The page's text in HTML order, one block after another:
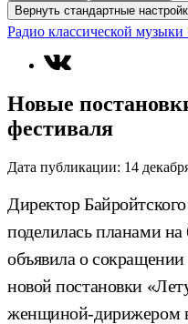
Вернуть стандартные
Радио классической
Новые
фестиваля
Дата публикации: 14
Директор
поделилась планами
объявила о
новой постановки
женщиной-дирижером